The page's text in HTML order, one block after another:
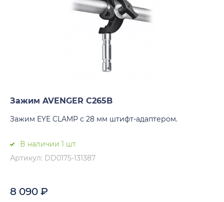
Зажим AVENGER C265B
Зажим EYE CLAMP с 28 мм штифт-адаптером.
В наличии 1 шт.
Артикул: DD0175-131387
8 090 ₽